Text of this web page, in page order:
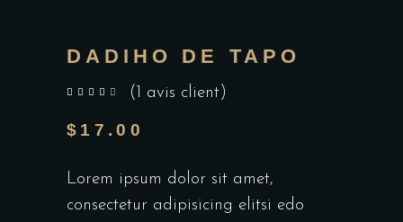
DADIHO DE TAPO
( 1 avis client)
$ 17.00
Lorem ipsum dolor sit amet,
consectetur adipisicing elitsi edo